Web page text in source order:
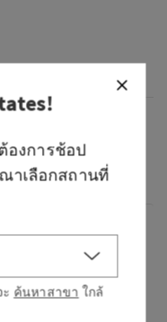
treat you
!
องการช้อป
าเลือกสถานที่
ค้นหาสาขา ใกล้